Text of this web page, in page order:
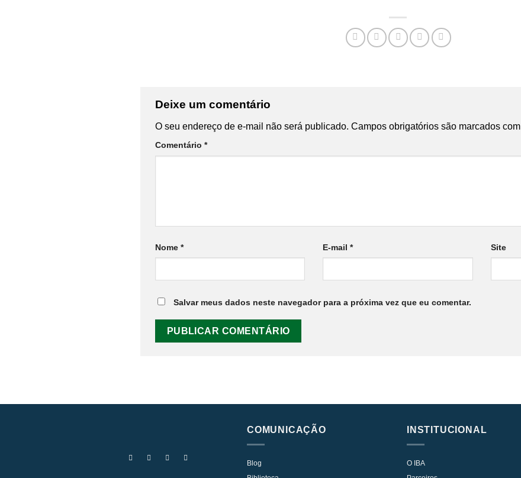
Deixe um comentário
O seu endereço de e-mail não será publicado. Campos obrigatórios são marcados com
Comentário *
Nome * E-mail* Site
Salvar meus dados neste navegador para a próxima vez que eu comentar.
COMUNICAÇÃO
Blog
INSTITUCIONAL
O IBA